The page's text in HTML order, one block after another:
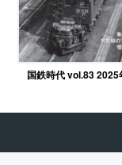
国鉄時代 vol.83 2025